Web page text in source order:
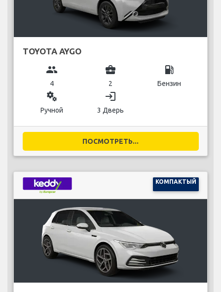
TOYOTA AYGO
group
4
business_center
2
local_gas_station
Бензин
miscellaneous_services
Ручной
login
3 Дверь
ПОСМОТРЕТЬ...
КОМПАКТЫЙ